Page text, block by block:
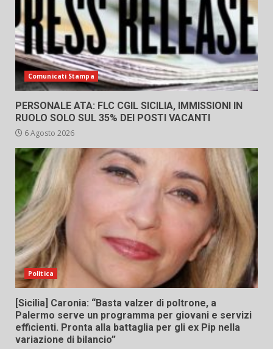
Comunicati Stampa
PERSONALE ATA: FLC CGIL SICILIA, IMMISSIONI IN
RUOLO SOLO SUL 35% DEI POSTI VACANTI
6 Agosto 2026
Politica
[Sicilia] Caronia: “Basta valzer di poltrone, a
Palermo serve un programma per giovani e servizi
efficienti. Pronta alla battaglia per gli ex Pip nella
variazione di bilancio”